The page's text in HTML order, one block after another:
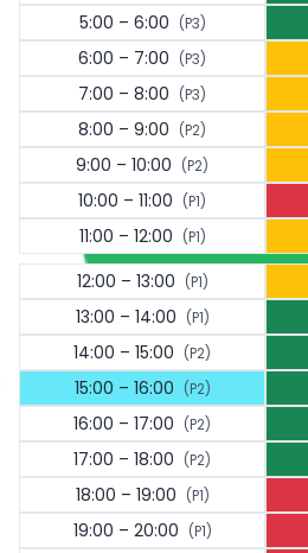
5:00 – 6:00 (P3)
6:00 – 7:00 (P3)
7:00 – 8:00 (P3)
8:00 – 9:00 (P2)
9:00 – 10:00 (P2)
10:00 – 11:00 (P1)
11:00 – 12:00 (P1)
12:00 – 13:00 (P1)
13:00 – 14:00 (P1)
14:00 – 15:00 (P2)
15:00 – 16:00 (P2)
16:00 – 17:00 (P2)
17:00 – 18:00 (P2)
18:00 – 19:00 (P1)
19:00 – 20:00 (P1)